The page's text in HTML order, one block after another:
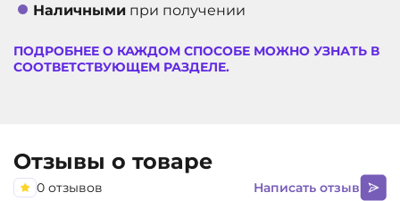
Наличными при получении
ПОДРОБНЕЕ О КАЖДОМ СПОСОБЕ МОЖНО УЗНАТЬ В
СООТВЕТСТВУЮЩЕМ РАЗДЕЛЕ.
Отзывы о товаре
0 отзывов Написать отзыв